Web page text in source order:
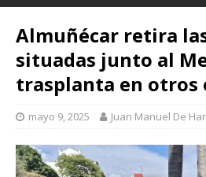
Almuñécar retira
situadas junto al
trasplanta en otros
mayo 9, 2025 Juan Manuel De